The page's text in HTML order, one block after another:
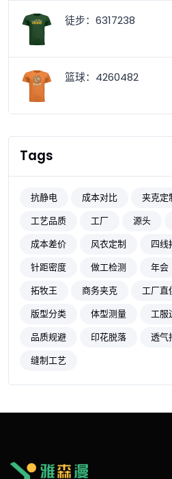
徒步：6317238
篮球：4260482
Tags
抗静电 成本对比 夹克定
工艺品质
工厂 源头
成本差价
风衣定制 四线
针距密度
做工检测 年会
拓牧王
商务夹克 工厂直
版型分类
体型测量 工服
品质规避
印花脱落 透气
缝制工艺